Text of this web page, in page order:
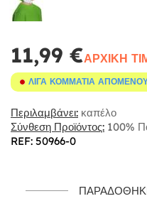
11,99 €ΑΡΧΙΚΉ
ΛΊΓΑ ΚΟΜΜΆΤΙΑ
Περιλαμβάνει: καπέλο
Σύνθεση Προϊόντος: 100%
REF: 50966-0